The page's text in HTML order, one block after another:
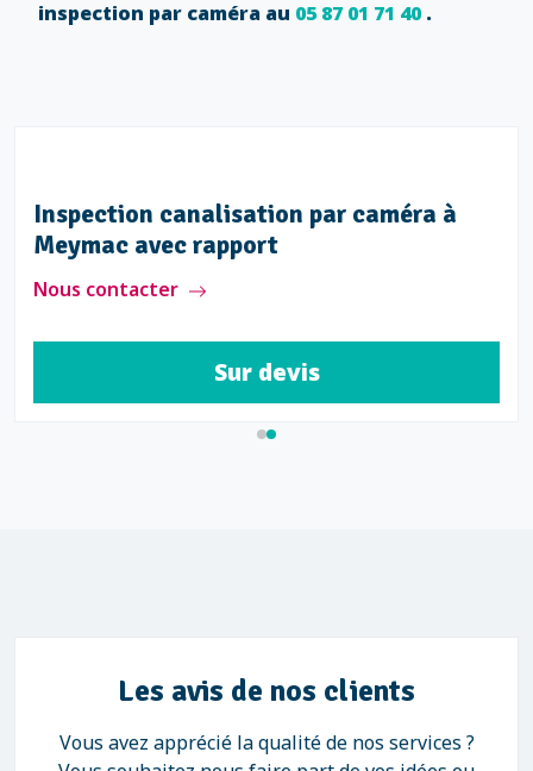
inspection par caméra au 05 87 01 71 40.
Inspection canalisation par caméra à
Meymac avec rapport
Nous contacter
Sur devis
Les avis de nos clients
Vous avez apprécié la qualité de nos services ?